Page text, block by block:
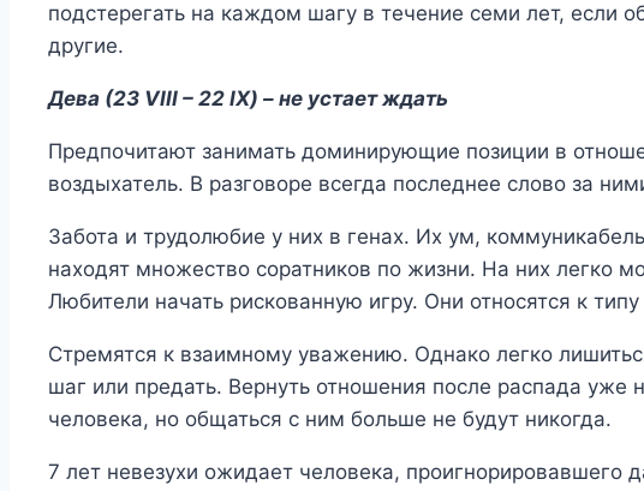
подстерегать на каждом шагу в течение семи лет, если
другие.
Дева (23 VIII – 22 IX) – не устает ждать
Предпочитают занимать доминирующие позиции в
воздыхатель. В разговоре всегда последнее слово за
Забота и трудолюбие у них в генах. Их ум,
находят множество соратников по жизни. На них легко
Любители начать рискованную игру. Они относятся к
Стремятся к взаимному уважению. Однако легко
шаг или предать. Вернуть отношения после распада уже
человека, но общаться с ним больше не будут никогда.
7 лет невезухи ожидает человека,